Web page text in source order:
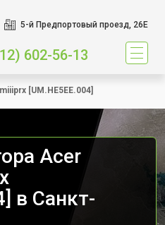
5-й Предпортовый проезд, 26Е
602-56-13
[UM.HE5EE.004]
Acer
в Санкт-